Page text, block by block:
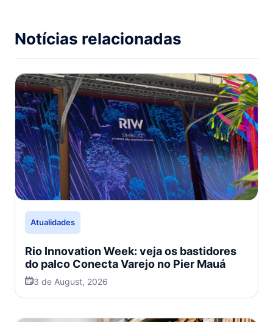
Notícias relacionadas
Atualidades
Rio Innovation Week: veja os bastidores
do palco Conecta Varejo no Pier Mauá
3 de August, 2026